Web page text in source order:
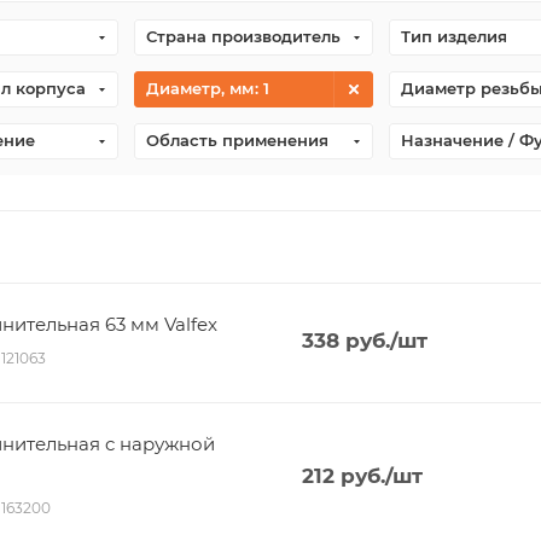
Страна производитель Тип изделия
корпуса Диаметр, мм: 1 Диаметр
Область применения Назначение /
63 мм Valfex
338 руб./шт
c наружной
212 руб./шт